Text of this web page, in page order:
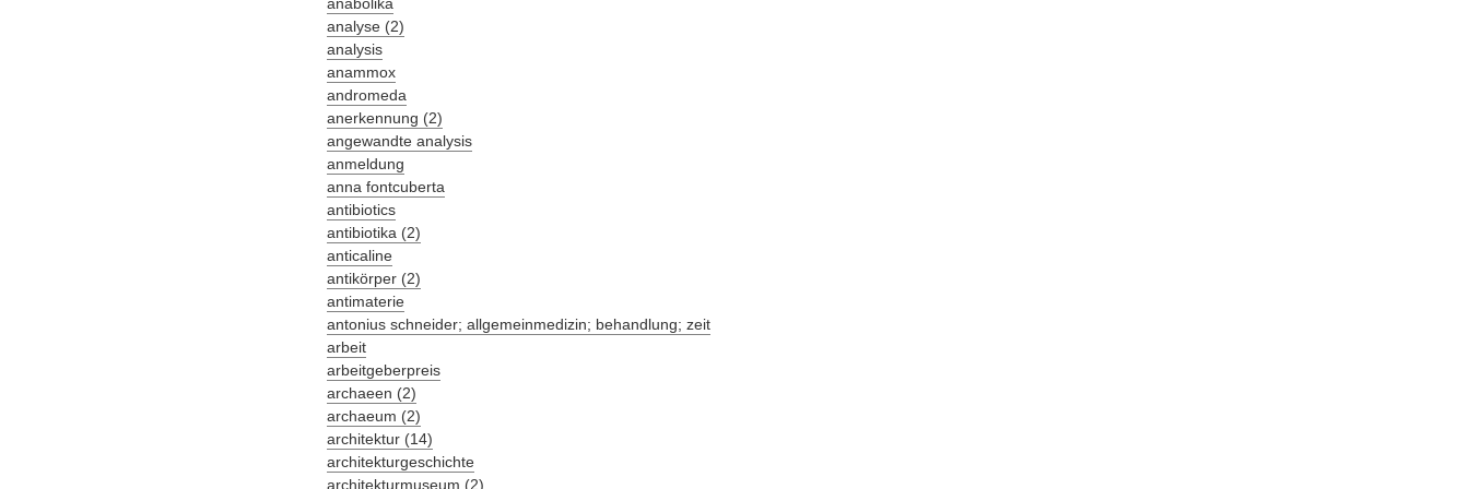
anabolika
analyse (2)
analysis
anammox
andromeda
anerkennung (2)
angewandte analysis
anmeldung
anna fontcuberta
antibiotics
antibiotika (2)
anticaline
antikörper (2)
antimaterie
antonius schneider; allgemeinmedizin; behandlung; zeit
arbeit
arbeitgeberpreis
archaeen (2)
archaeum (2)
architektur (14)
architekturgeschichte
architekturmuseum (2)